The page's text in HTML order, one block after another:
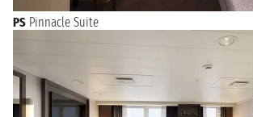
PS Pinnacle Suite